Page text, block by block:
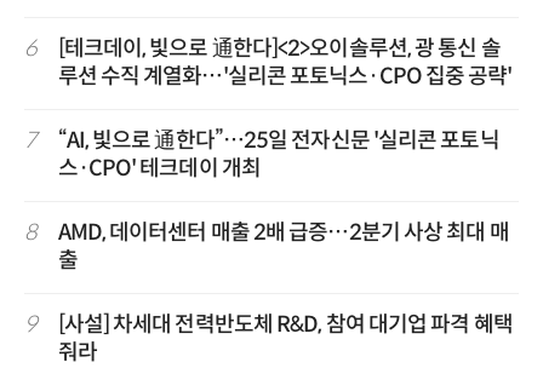
6
[테크데이, 빛으로 通한다]<2>오이솔루션, 광 통신 솔
루션 수직 계열화…'실리콘 포토닉스·CPO 집중 공략'
7
“AI, 빛으로 通한다”…25일 전자신문 '실리콘 포토닉
스·CPO' 테크데이 개최
8
AMD, 데이터센터 매출 2배 급증…2분기 사상 최대 매
출
9
[사설] 차세대 전력반도체 R&D, 참여 대기업 파격 혜택
줘라